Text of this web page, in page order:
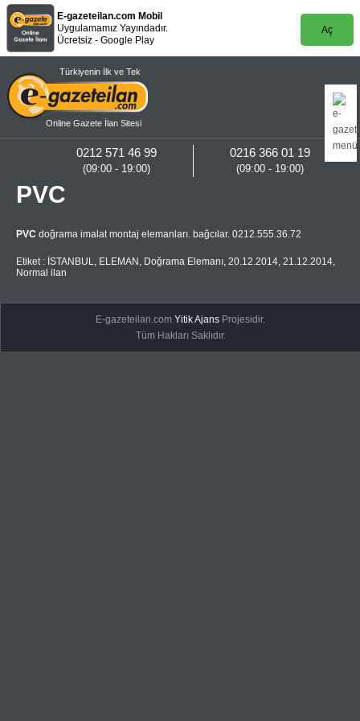
E-gazeteilan.com Mobil
Uygulamamız Yayındadır.
Ücretsiz - Google Play
Aç
Türkiyenin İlk ve Tek
Online Gazete İlan Sitesi
0216 366 01 19
(09:00 - 19:00)
0212 571 46 99
(09:00 - 19:00)
PVC
PVC doğrama imalat montaj elemanları. bağcılar. 0212.555.36.72
Etiket : İSTANBUL, ELEMAN , Doğrama Elemanı, 20.12.2014, 21.12.2014,
Normal ilan
E-gazeteilan.comYitik Ajans Projesidir.
Tüm Hakları Saklıdır.